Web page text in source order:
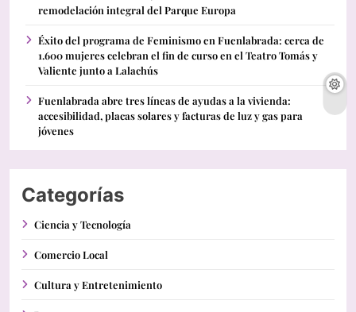
remodelación integral del Parque Europa
Éxito del programa de Feminismo en Fuenlabrada: cerca de
1.600 mujeres celebran el fin de curso en el Teatro Tomás y
Valiente junto a Lalachús
Fuenlabrada abre tres líneas de ayudas a la vivienda:
accesibilidad, placas solares y facturas de luz y gas para
jóvenes
Categorías
Ciencia y Tecnología
Comercio Local
Cultura y Entretenimiento